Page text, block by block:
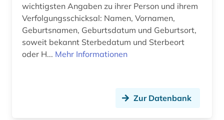
erinnerung (1)
erkennungsdienst (1)
wichtigsten Angaben zu ihrer Person und ihrem
Verfolgungsschicksal: Namen, Vornamen,
Geburtsnamen, Geburtsdatum und Geburtsort,
soweit bekannt Sterbedatum und Sterbeort
oder H... Mehr Informationen
Zur Datenbank